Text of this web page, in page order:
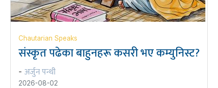
Chautarian Speaks
संस्कृत पढेका बाहुनहरू कसरी भए कम्युनिस्ट?
- अर्जुन पन्थी
2026-08-02